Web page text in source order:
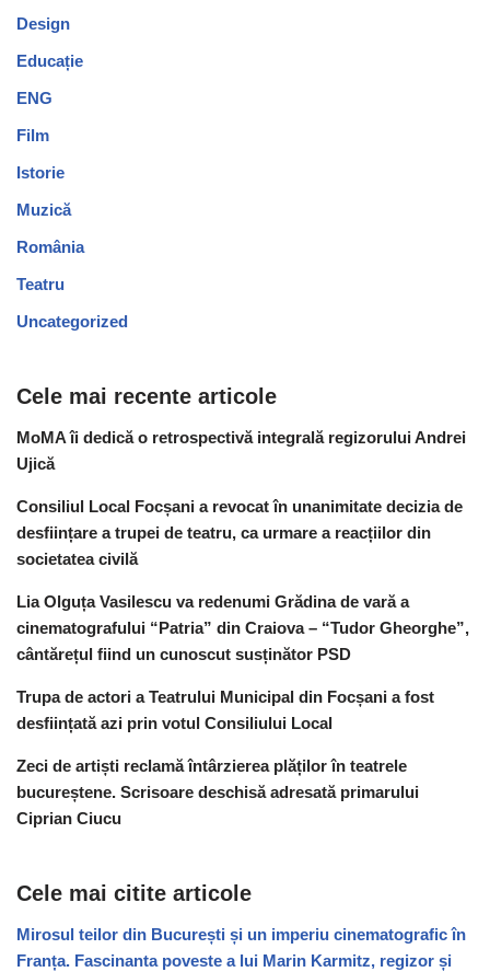
Design
Educație
ENG
Film
Istorie
Muzică
România
Teatru
Uncategorized
Cele mai recente articole
MoMA îi dedică o retrospectivă integrală regizorului Andrei
Ujică
Consiliul Local Focșani a revocat în unanimitate decizia de
desființare a trupei de teatru, ca urmare a reacțiilor din
societatea civilă
Lia Olguța Vasilescu va redenumi Grădina de vară a
cinematografului “Patria” din Craiova – “Tudor Gheorghe”,
cântărețul fiind un cunoscut susținător PSD
Trupa de actori a Teatrului Municipal din Focșani a fost
desființată azi prin votul Consiliului Local
Zeci de artiști reclamă întârzierea plăților în teatrele
bucureștene. Scrisoare deschisă adresată primarului
Ciprian Ciucu
Cele mai citite articole
Mirosul teilor din București și un imperiu cinematografic în
Franța. Fascinanta poveste a lui Marin Karmitz, regizor și